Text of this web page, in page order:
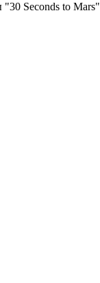
Seconds to Mars"